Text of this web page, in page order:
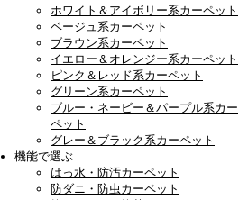
ホワイト＆アイボリー系カーペット
ベージュ系カーペット
ブラウン系カーペット
イエロー＆オレンジー系カーペット
ピンク＆レッド系カーペット
グリーン系カーペット
ブルー・ネービー＆パープル系カー
ペット
グレー＆ブラック系カーペット
機能で選ぶ
はっ水・防汚カーペット
防ダニ・防虫カーペット